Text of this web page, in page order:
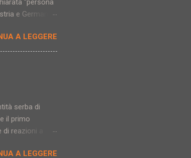
"persona
e Germania
momento non
ma la
I vertici
A LEGGERE
serba di
il primo
reazioni a
A LEGGERE